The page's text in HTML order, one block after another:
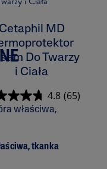
Cetaphil MD
Do Twarzy
i Ciała
4.8 (65)
tkanka